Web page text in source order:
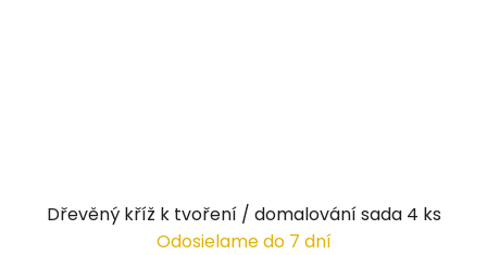
Dřevěný kříž k tvoření / domalování sada 4 ks
Odosielame do 7 dní